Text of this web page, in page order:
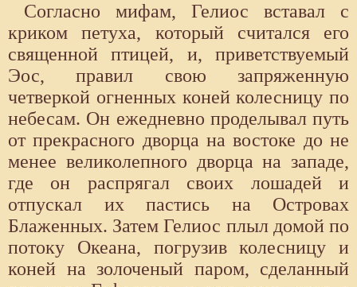
Согласно мифам, Гелиос вставал с
криком петуха, который считался его
священной птицей, и, приветствуемый
Эос, пра­вил свою запряженную
четверкой огненных коней колесницу по
небе­сам. Он ежедневно проделывал путь
от прекрасного дворца на востоке до не
менее великолепного дворца на западе,
где он распрягал своих лоша­дей и
отпускал их пастись на Островах
Блаженных. Затем Гелиос плыл домой по
потоку Океана, погрузив колесницу и
коней на золоченый па­ром, сделанный